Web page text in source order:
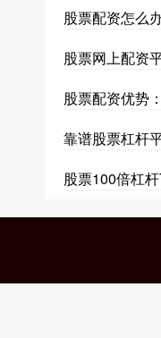
股票配资怎么
股票网上配资
股票配资优势
靠谱股票杠杆
股票100倍杠